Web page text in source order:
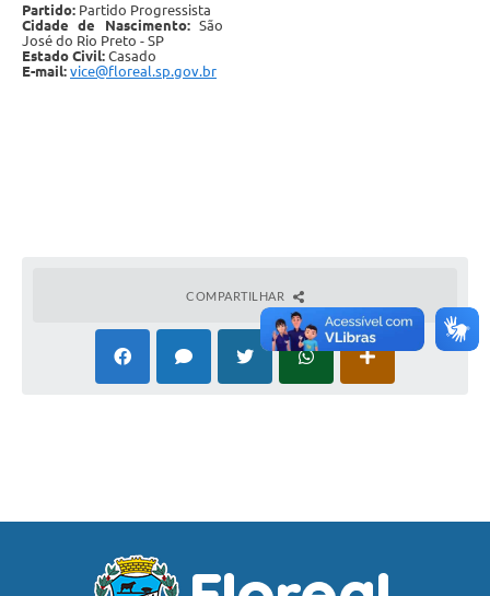
Partido: Partido Progressista
Cidade de Nascimento:São
José do Rio Preto - SP
Estado Civil: Casado
E-mail: vice@floreal.sp.gov.br
COMPARTILHAR